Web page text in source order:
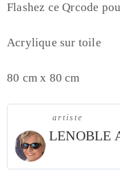
Flashez ce Qrcode
Acrylique sur toile
80 cm x 80 cm
artiste
LENOBLE